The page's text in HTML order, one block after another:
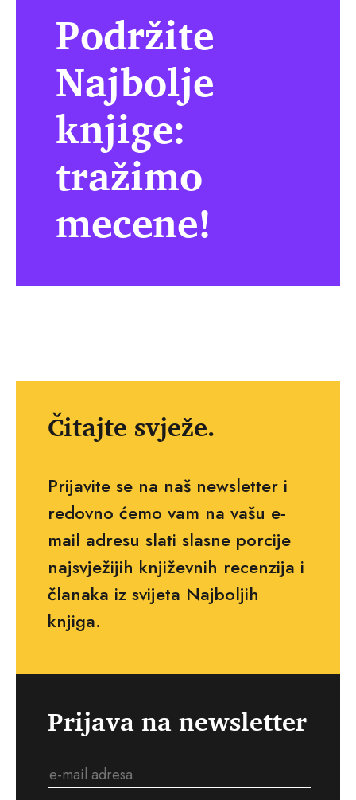
Podržite
Najbolje
knjige:
tražimo
mecene!
Čitajte svježe.
Prijavite se na naš newsletter i
redovno ćemo vam na vašu e-
mail adresu slati slasne porcije
najsvježijih književnih recenzija i
članaka iz svijeta Najboljih
knjiga.
Prijava na newsletter